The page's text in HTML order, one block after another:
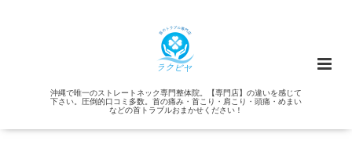
沖縄で唯一のストレートネック専門整体院。【専門店】の違いを感じて
下さい。圧倒的口コミ多数。首の痛み・首こり・肩こり・頭痛・めまい
などの首トラブルおまかせください！